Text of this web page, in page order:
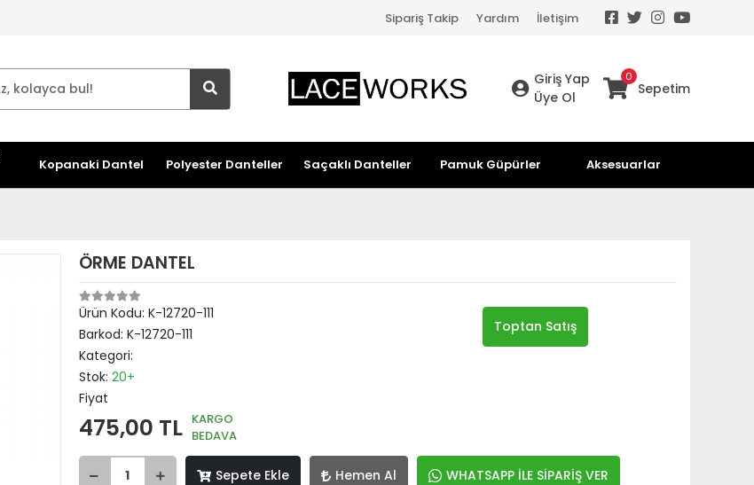
Sipariş Takip Yardım İletişim
Giriş Yap
Üye Ol
0
Sepetim
Kopanaki Dantel Polyester Danteller Saçaklı Danteller Pamuk Güpürler Aksesuarlar
ÖRME DANTEL
Ürün Kodu: K-12720-111
Barkod: K-12720-111
Kategori:
Stok: 20+
Fiyat
475,00 TL KARGO
BEDAVA
Sepete Ekle Hemen Al WHATSAPP İLE SİPARİŞ VER
Toptan Satış